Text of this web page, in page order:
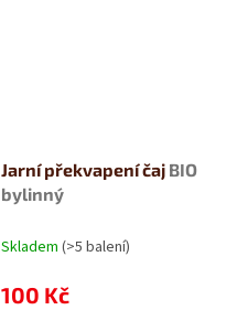
Jarní překvapení čaj BIO
bylinný
Skladem (>5 balení)
100 Kč